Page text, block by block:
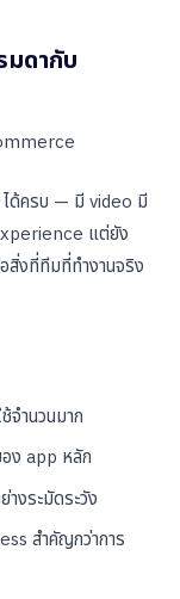
มดากับ
ด้ครบ — มี video มี
แต่ยัง
สิ่งที่ทีมที่ทำงานจริง
จำนวนมาก
อง app หลัก
งระมัดระวัง
สำคัญกว่าการ